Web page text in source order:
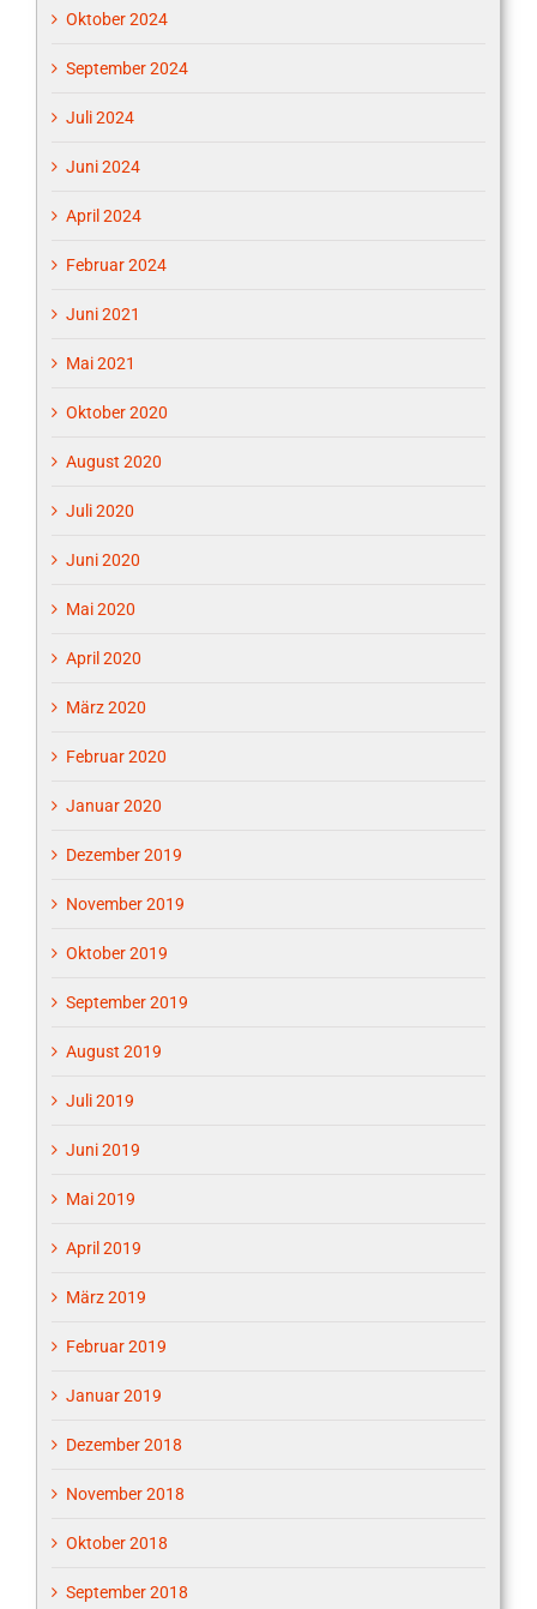
Oktober 2024
September 2024
Juli 2024
Juni 2024
April 2024
Februar 2024
Juni 2021
Mai 2021
Oktober 2020
August 2020
Juli 2020
Juni 2020
Mai 2020
April 2020
März 2020
Februar 2020
Januar 2020
Dezember 2019
November 2019
Oktober 2019
September 2019
August 2019
Juli 2019
Juni 2019
Mai 2019
April 2019
März 2019
Februar 2019
Januar 2019
Dezember 2018
November 2018
Oktober 2018
September 2018